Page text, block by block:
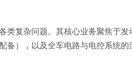
），以及全车电路与电控系统的